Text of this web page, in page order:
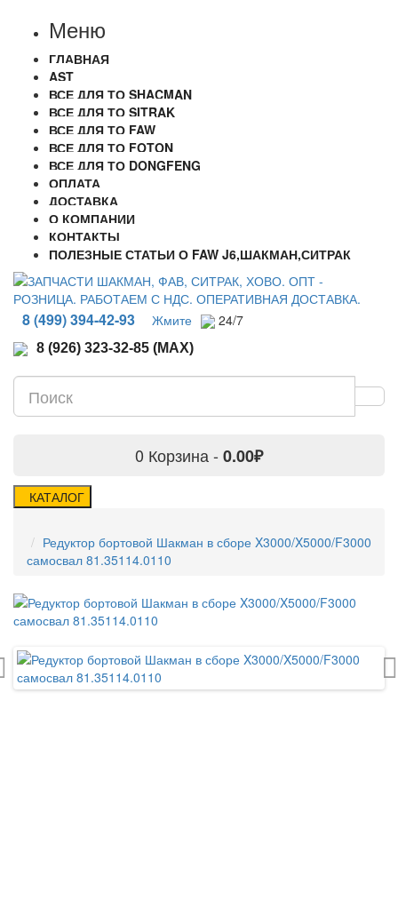
Меню
ГЛАВНАЯ
AST
ВСЕ ДЛЯ ТО SHACMAN
ВСЕ ДЛЯ ТО SITRAK
ВСЕ ДЛЯ ТО FAW
ВСЕ ДЛЯ ТО FOTON
ВСЕ ДЛЯ ТО DONGFENG
ОПЛАТА
ДОСТАВКА
О КОМПАНИИ
КОНТАКТЫ
ПОЛЕЗНЫЕ СТАТЬИ О FAW J6,ШАКМАН,СИТРАК
8 (499) 394-42-93 Жмите 24/7
8 (926) 323-32-85 (MAX)
0 Корзина - 0.00₽
КАТАЛОГ
Редуктор бортовой Шакман в сборе X3000/X5000/F3000
самосвал 81.35114.0110